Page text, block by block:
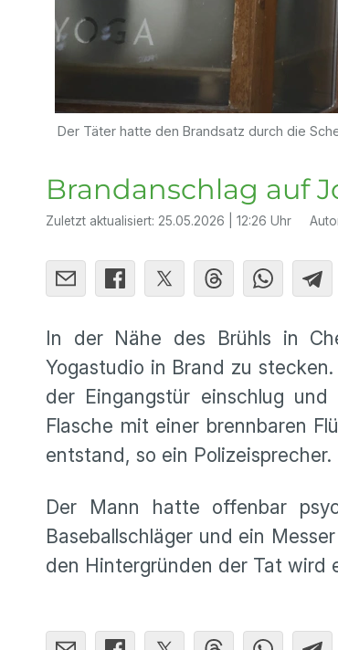
Der Täter hatte den Brandsatz durch die
Brandanschlag auf
Zuletzt aktualisiert: 25.05.2026 | 12:26 Uhr
In der Nähe des Brühls in
Yogastudio in Brand zu
der Eingangstür einschlug
Flasche mit einer brennbaren
entstand, so ein Polizeisprecher.
Der Mann hatte offenbar
Baseballschläger und ein
den Hintergründen der Tat wird